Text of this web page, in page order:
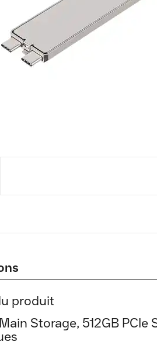
produit
Storage, 512GB PCIe